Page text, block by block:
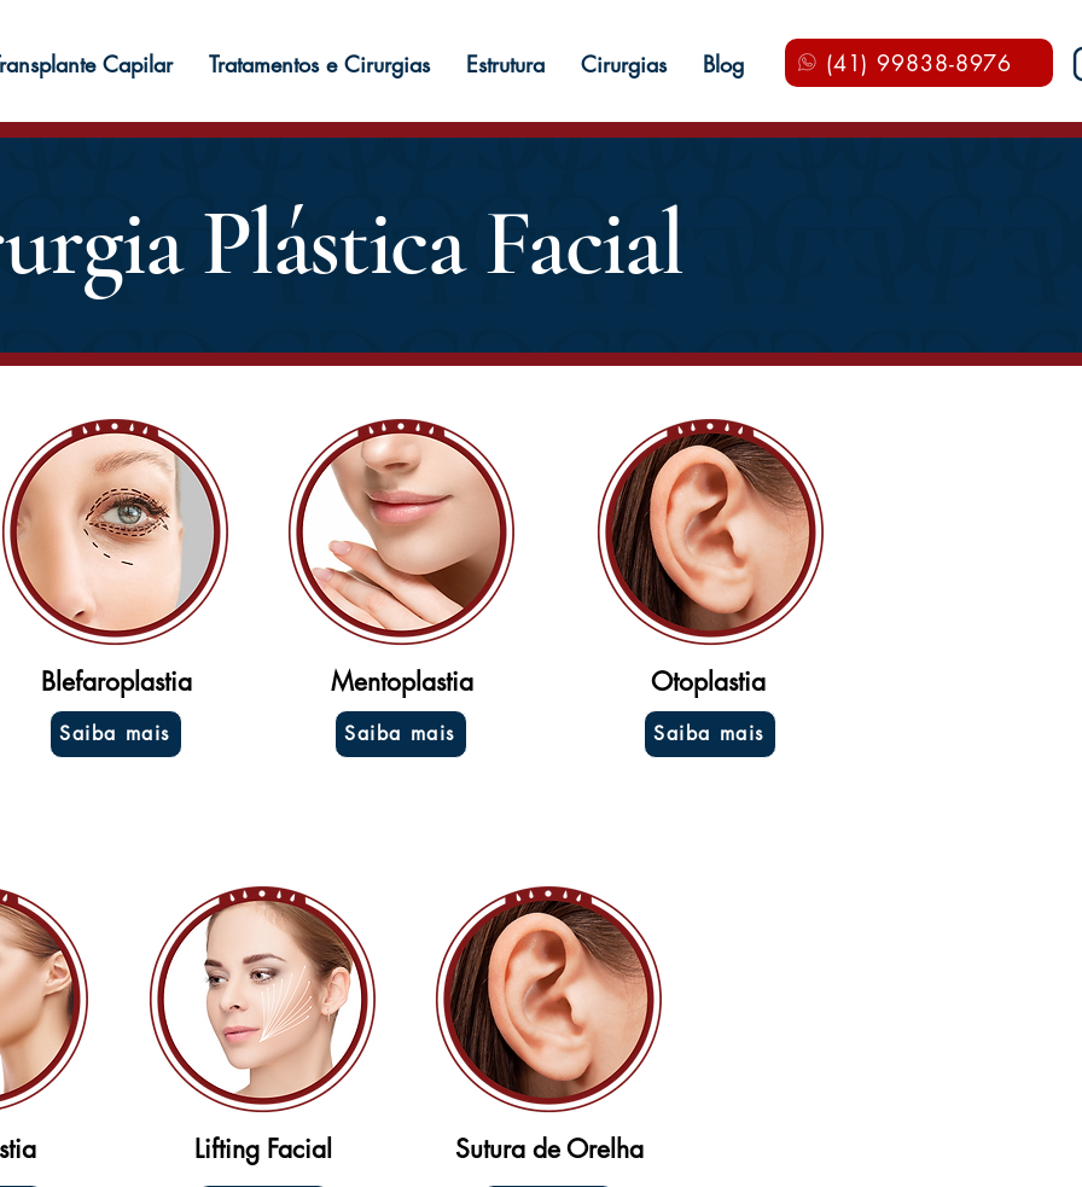
Capilar Tratamentos e Cirurgias Estrutura Cirurgias Blog (41) 99838-8976
Plástica Facial
Blefaroplastia
Saiba mais
Mentoplastia
Saiba mais
Otoplastia
Saiba mais
Lifting Facial Sutura de Orelha